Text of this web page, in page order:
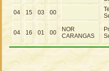
04 15 03 00
04 16 01 00
NOR
CARANGAS